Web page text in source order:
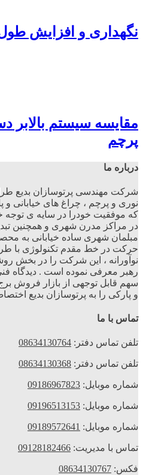
نگهداری و افزایش
مقایسه سیستم بالابر
پرچم
درباره ما
شرکت مهندسی پرتوسازان بدیع
نوری و پرچم ، چراغ های خیابانی
که موفقیت خودرا در سایه ی
در مراکز مدرن شهری و همچنین
مبلمان شهری ساده خیابانی به
حرکت در خط مقدم تکنولوژی با
نوآورانه ، این شرکت را در بخش
رهبر معرفی نموده است . دیدگاه
سهم قابل توجهی از بازار فروش
و پارکی را به پرتوسازان بدیع
تماس با ما
تلفن تماس دفتر: 08634130764
تلفن تماس دفتر: 08634130368
شماره موبایل: 09186967823
شماره موبایل: 09196513153
شماره موبایل: 09189572641
تماس با مدیریت: 09128182466
فکس: 08634130767